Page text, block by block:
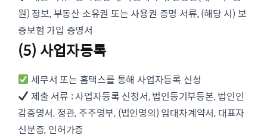
원) 정보, 부동산 소유권 또는 사용권 증명 서류, (해당 시) 보
증보험 가입 증명서
(5) 사업자등록
세무서 또는 홈택스를 통해 사업자등록 신청
제출 서류 : 사업자등록 신청서, 법인등기부등본, 법인인
감증명서, 정관, 주주명부, (법인명의) 임대차계약서, 대표자
신분증, 인허가증